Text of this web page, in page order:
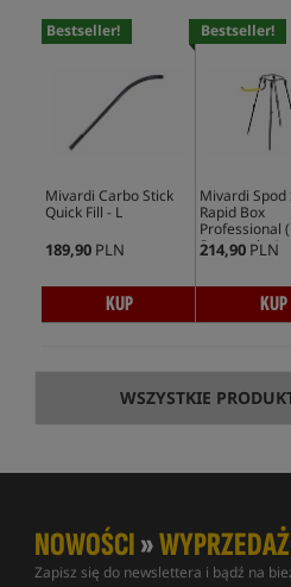
Bestseller!
Mivardi Carbo Stick
Quick Fill - L
189,90 PLN
KUP
Bestseller!
Mivardi Spod
Rapid Box
Professional
Stormpoles)
214,90 PLN
KUP
WSZYSTKIE
NOWOŚCI»
Zapisz się do newslettera i bądź na